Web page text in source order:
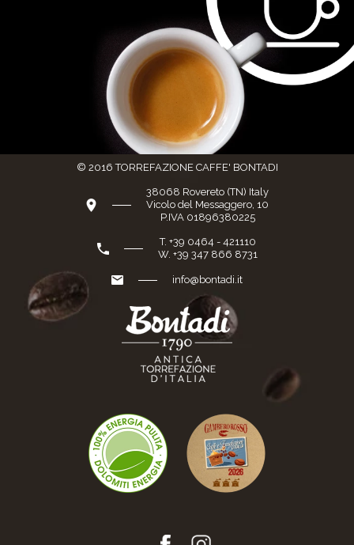
© 2016 TORREFAZIONE CAFFE' BONTADI
38068 Rovereto (TN) Italy
Vicolo del Messaggero, 10
P.IVA 01896380225
T. +39 0464 - 421110
W. +39 347 866 8731
info@bontadi.it